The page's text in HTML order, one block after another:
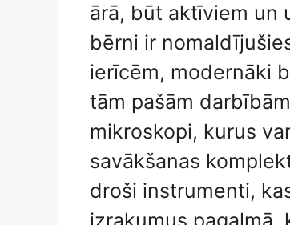
ārā, būt aktīviem un
bērni ir
ierīcēm, modernāki
tām pašām
mikroskopi, kurus
savākšanas
droši instrumenti,